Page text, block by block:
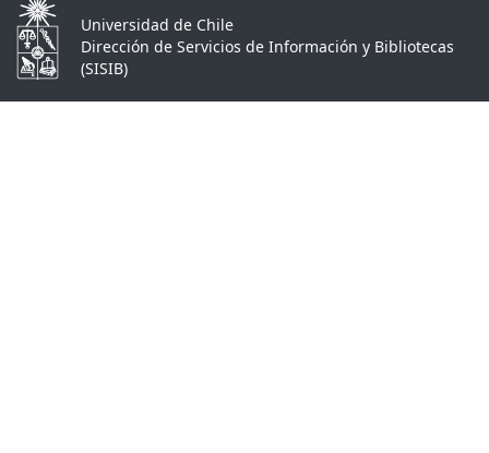
Universidad de Chile
Dirección de Servicios de Información y Bibliotecas
(SISIB)